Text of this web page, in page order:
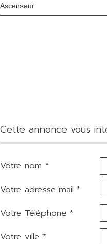
Ascenseur
cette annonce vous
Votre nom *
Votre adresse mail *
Votre Téléphone *
Votre ville *